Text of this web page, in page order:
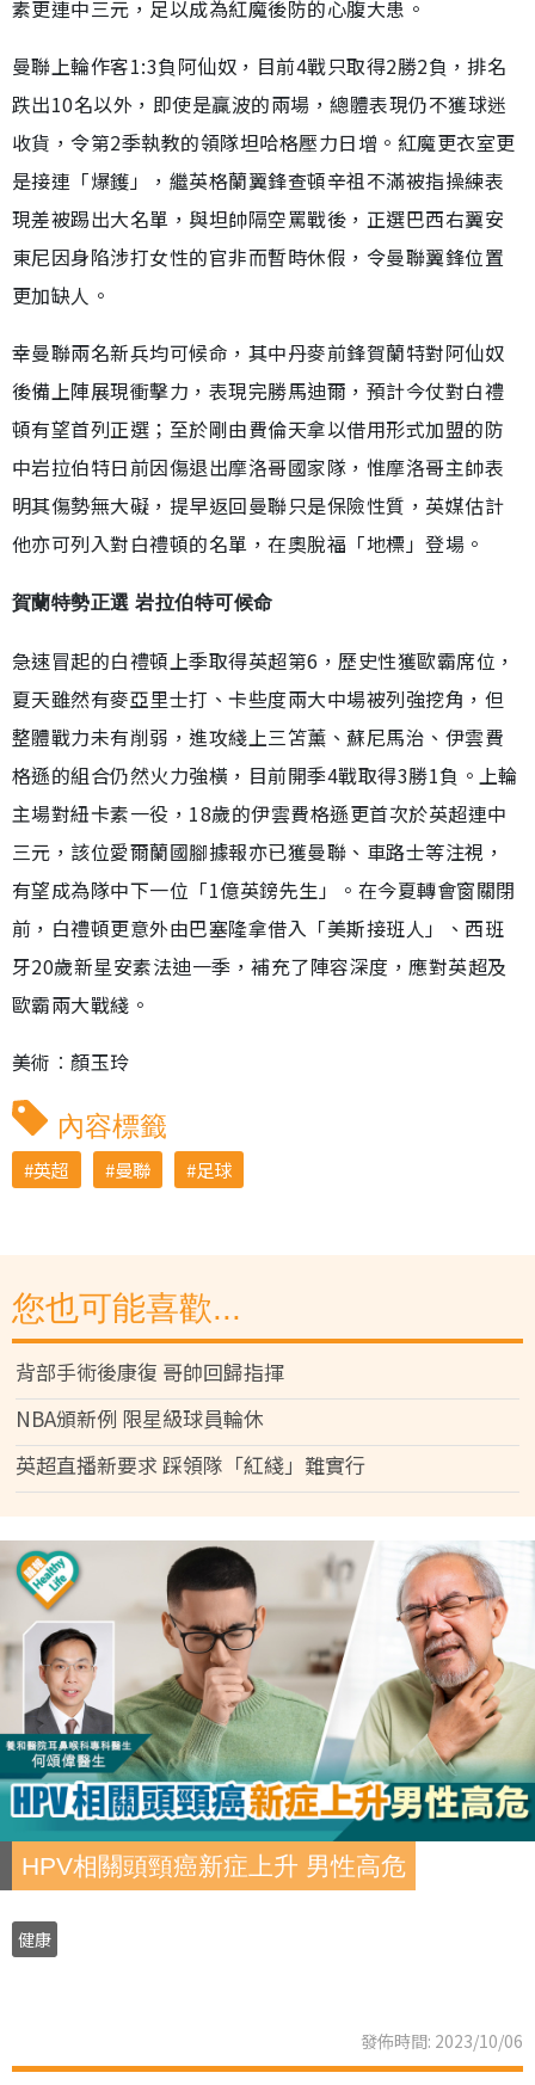
素更連中三元，足以成為紅魔後防的心腹大患。
曼聯上輪作客1:3負阿仙奴，目前4戰只取得2勝2負，排名
跌出10名以外，即使是贏波的兩場，總體表現仍不獲球迷
收貨，令第2季執教的領隊坦哈格壓力日增。紅魔更衣室更
是接連「爆鑊」，繼英格蘭翼鋒查頓辛祖不滿被指操練表
現差被踢出大名單，與坦帥隔空罵戰後，正選巴西右翼安
東尼因身陷涉打女性的官非而暫時休假，令曼聯翼鋒位置
更加缺人。
幸曼聯兩名新兵均可候命，其中丹麥前鋒賀蘭特對阿仙奴
後備上陣展現衝擊力，表現完勝馬迪爾，預計今仗對白禮
頓有望首列正選；至於剛由費倫天拿以借用形式加盟的防
中岩拉伯特日前因傷退出摩洛哥國家隊，惟摩洛哥主帥表
明其傷勢無大礙，提早返回曼聯只是保險性質，英媒估計
他亦可列入對白禮頓的名單，在奧脫福「地標」登場。
賀蘭特勢正選 岩拉伯特可候命
急速冒起的白禮頓上季取得英超第6，歷史性獲歐霸席位，
夏天雖然有麥亞里士打、卡些度兩大中場被列強挖角，但
整體戰力未有削弱，進攻綫上三笘薰、蘇尼馬治、伊雲費
格遜的組合仍然火力強橫，目前開季4戰取得3勝1負。上輪
主場對紐卡素一役，18歲的伊雲費格遜更首次於英超連中
三元，該位愛爾蘭國腳據報亦已獲曼聯、車路士等注視，
有望成為隊中下一位「1億英鎊先生」。在今夏轉會窗關閉
前，白禮頓更意外由巴塞隆拿借入「美斯接班人」、西班
牙20歲新星安素法迪一季，補充了陣容深度，應對英超及
歐霸兩大戰綫。
美術︰顏玉玲
內容標籤
英超 曼聯 足球
您也可能喜歡...
背部手術後康復 哥帥回歸指揮
NBA頒新例 限星級球員輪休
英超直播新要求 踩領隊「紅綫」難實行
HPV相關頭頸癌新症上升 男性高危
健康
發佈時間: 2023/10/06